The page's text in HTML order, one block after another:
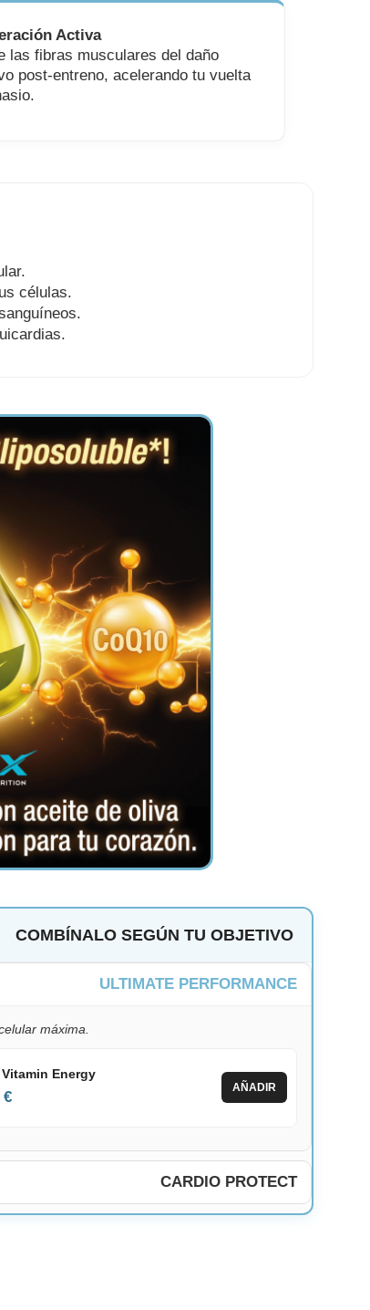
Activa
las fibras musculares del daño
post-entreno, acelerando tu vuelta
células.
COMBÍNALO SEGÚN TU OBJETIVO
ULTIMATE PERFORMANCE
máxima.
Energy
€
AÑADIR
CARDIO PROTECT